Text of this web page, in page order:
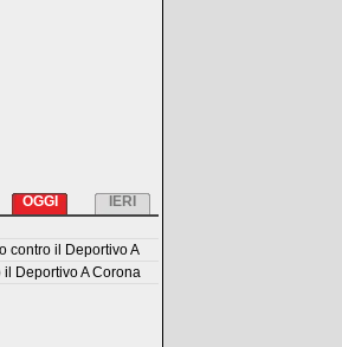
IERI
OGGI
contro il Deportivo A
Deportivo A Corona